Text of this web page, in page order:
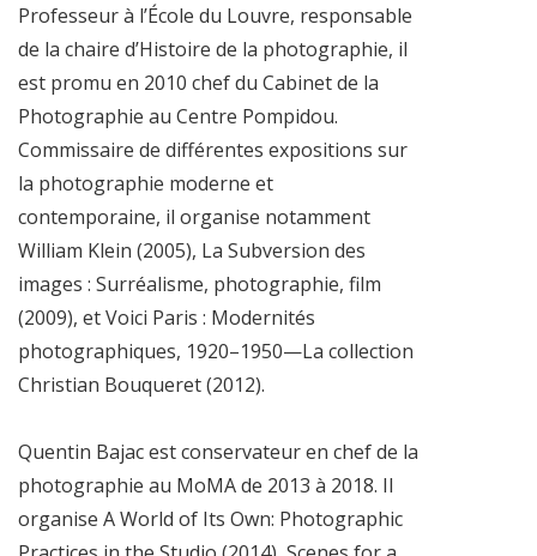
Professeur à l’École du Louvre, responsable
de la chaire d’Histoire de la photographie, il
est promu en 2010 chef du Cabinet de la
Photographie au Centre Pompidou.
Commissaire de différentes expositions sur
la photographie moderne et
contemporaine, il organise notamment
William Klein (2005), La Subversion des
images : Surréalisme, photographie, film
(2009), et Voici Paris : Modernités
photographiques, 1920–1950—La collection
Christian Bouqueret (2012).
Quentin Bajac est conservateur en chef de la
photographie au MoMA de 2013 à 2018. Il
organise A World of Its Own: Photographic